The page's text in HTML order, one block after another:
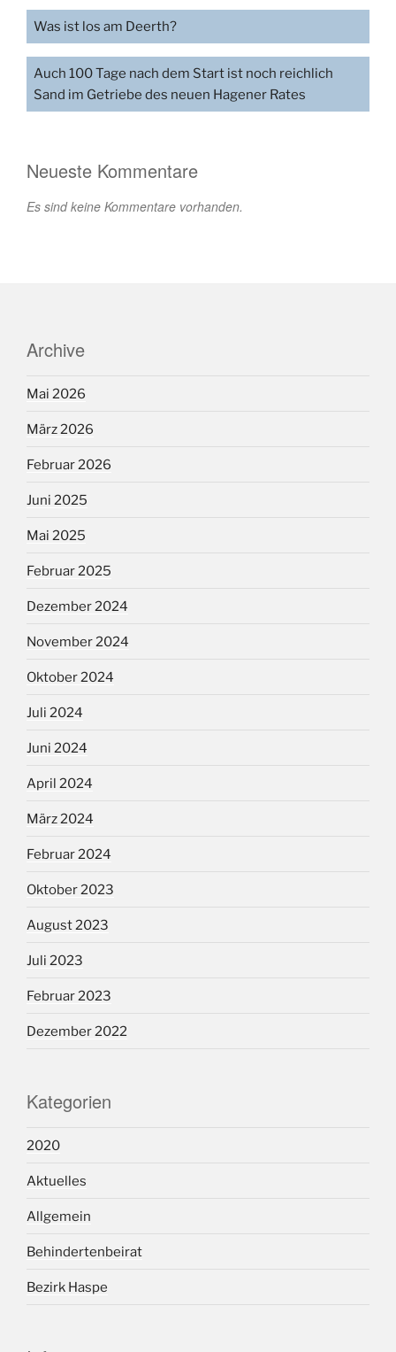
Was ist los am Deerth?
Auch 100 Tage nach dem Start ist noch reichlich
Sand im Getriebe des neuen Hagener Rates
Neueste Kommentare
Es sind keine Kommentare vorhanden.
Archive
Mai 2026
März 2026
Februar 2026
Juni 2025
Mai 2025
Februar 2025
Dezember 2024
November 2024
Oktober 2024
Juli 2024
Juni 2024
April 2024
März 2024
Februar 2024
Oktober 2023
August 2023
Juli 2023
Februar 2023
Dezember 2022
Kategorien
2020
Aktuelles
Allgemein
Behindertenbeirat
Bezirk Haspe